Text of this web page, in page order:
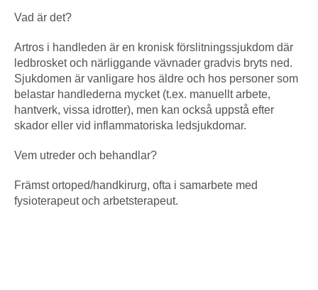
Vad är det?
Artros i handleden är en kronisk förslitningssjukdom där
ledbrosket och närliggande vävnader gradvis bryts ned.
Sjukdomen är vanligare hos äldre och hos personer som
belastar handlederna mycket (t.ex. manuellt arbete,
hantverk, vissa idrotter), men kan också uppstå efter
skador eller vid inflammatoriska ledsjukdomar.
Vem utreder och behandlar?
Främst ortoped/handkirurg, ofta i samarbete med
fysioterapeut och arbetsterapeut.